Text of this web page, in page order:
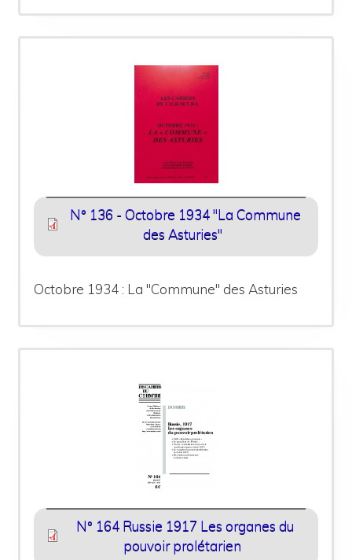
N° 136 - Octobre 1934 "La Commune
des Asturies"
Octobre 1934 : La "Commune" des Asturies
N° 164 Russie 1917 Les organes du
pouvoir prolétarien